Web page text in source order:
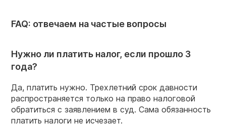
FAQ: отвечаем на частые вопросы
Нужно ли платить налог, если прошло 3
года?
Да, платить нужно. Трехлетний срок давности
распространяется только на право налоговой
обратиться с заявлением в суд. Сама обязанность
платить налоги не исчезает.